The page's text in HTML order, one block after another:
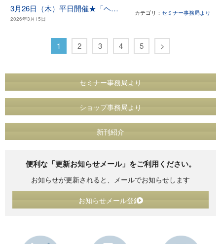
セミナー事務局より
ショップ事務局より
新刊紹介
便利な「更新お知らせメール」をご利用ください。
お知らせが更新されると、メールでお知らせします
お知らせメール登録
3月26日（木）平日開催★「ヘミシンク基礎１コース」のご案内
2026年3月15日
カテゴリ： セミナー事務局より
1 2 3 4 5 >